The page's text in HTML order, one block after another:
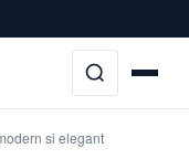
si elegant